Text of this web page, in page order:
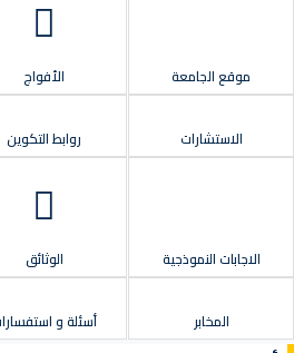
موقع الجامعة الأفواج
الاستشارات روابط التكوين
الاجابات النموذجية الوثائق
المخابر أسئلة و